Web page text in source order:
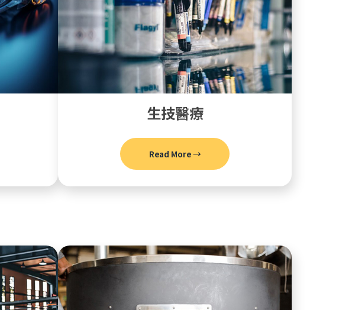
生技醫療
Read More →